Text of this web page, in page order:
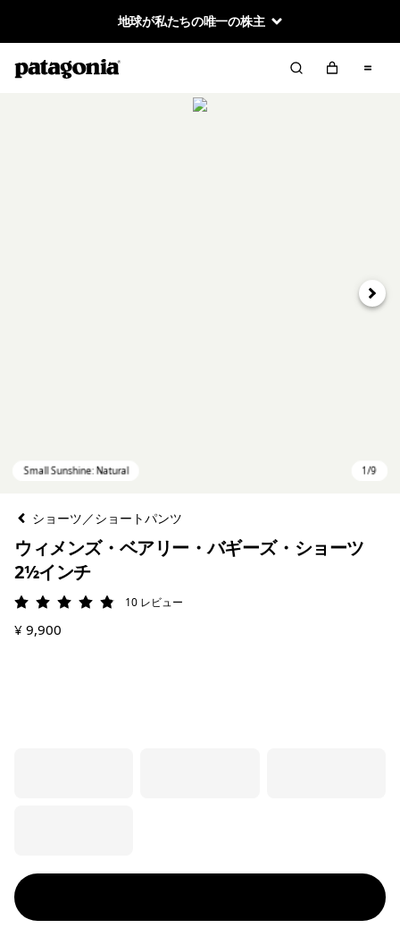
地球が私たちの唯一の株主
次へ
ショーツ／ショートパンツ
ウィメンズ・ベアリー・バギーズ・ショーツ
2½インチ
評価: 4.9 / 5
10 レビュー
¥ 9,900